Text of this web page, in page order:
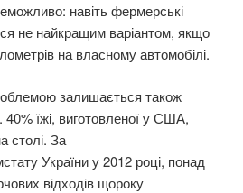
навіть фермерські
не найкращим варіантом, якщо
на власному автомобілі.
залишається також
їжі, виготовленої у США,
столі. За
України у 2012 році, понад
відходів щороку